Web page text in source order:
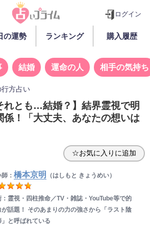
ログイン
の運勢 ランキング 購入履歴
結婚 運命の人 相手の気持ち
行方占い
れとも…結婚？】結界霊視で明
係！「大丈夫、あなたの想いは
☆お気に入りに追加
： 橋本京明 （はしもと きょうめい）
：霊視・四柱推命／TV・雑誌・YouTube等で的
が話題！ そのあまりの力の強さから「ラスト陰
」と呼ばれている